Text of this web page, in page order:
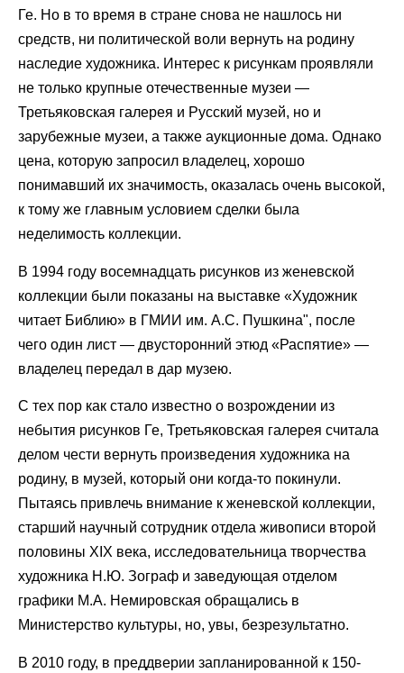
Ге. Но в то время в стране снова не нашлось ни
средств, ни политической воли вернуть на родину
наследие художника. Интерес к рисункам проявляли
не только крупные отечественные музеи —
Третьяковская галерея и Русский музей, но и
зарубежные музеи, а также аукционные дома. Однако
цена, которую запросил владелец, хорошо
понимавший их значимость, оказалась очень высокой,
к тому же главным условием сделки была
неделимость коллекции.
В 1994 году восемнадцать рисунков из женевской
коллекции были показаны на выставке «Художник
читает Библию» в ГМИИ им. А.С. Пушкина", после
чего один лист — двусторонний этюд «Распятие» —
владелец передал в дар музею.
С тех пор как стало известно о возрождении из
небытия рисунков Ге, Третьяковская галерея считала
делом чести вернуть произведения художника на
родину, в музей, который они когда-то покинули.
Пытаясь привлечь внимание к женевской коллекции,
старший научный сотрудник отдела живописи второй
половины XIX века, исследовательница творчества
художника Н.Ю. Зограф и заведующая отделом
графики М.А. Немировская обращались в
Министерство культуры, но, увы, безрезультатно.
В 2010 году, в преддверии запланированной к 150-